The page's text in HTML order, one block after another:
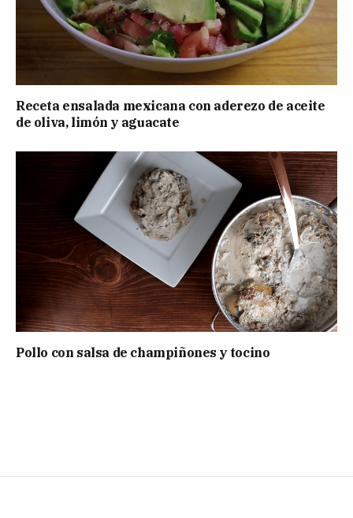
Receta ensalada mexicana con aderezo de aceite
de oliva, limón y aguacate
Pollo con salsa de champiñones y tocino